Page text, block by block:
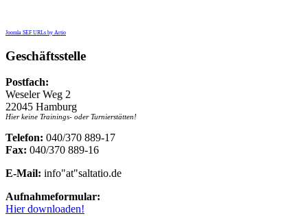
Joomla SEF URLs by Artio
Geschäftsstelle
Postfach:
Weseler Weg 2
22045 Hamburg
Hier keine Trainings- oder Turnierstätten!
Telefon: 040/370 889-17
Fax: 040/370 889-16
E-Mail: info"at"saltatio.de
Aufnahmeformular:
Hier downloaden!